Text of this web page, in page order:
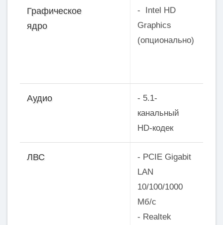
Графическое
ядро
- Intel HD
Graphics
(опционально)
Аудио
- 5.1-
канальный
HD-кодек
ЛВС
- PCIE Gigabit
LAN
10/100/1000
Мб/с
- Realtek